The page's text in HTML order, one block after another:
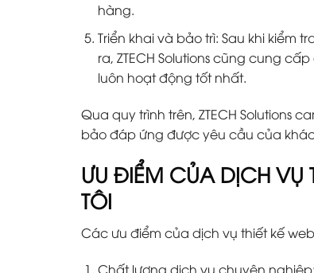
hàng.
Triển khai và bảo trì: Sau khi kiểm
ra, ZTECH Solutions cũng cung
luôn hoạt động tốt nhất.
Qua quy trình trên, ZTECH Solutions
bảo đáp ứng được yêu cầu của
ƯU ĐIỂM CỦA DỊCH VỤ
TÔI
Các ưu điểm của dịch vụ thiết kế
Chất lượng dịch vụ chuyên